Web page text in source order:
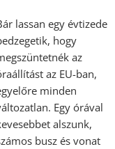
lassan egy évtizede
hogy
az
az EU-ban,
minden
Egy órával
alszunk,
busz és vonat